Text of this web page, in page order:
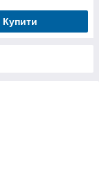
Купити